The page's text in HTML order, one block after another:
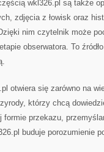
wkl326.pl są także
zdjęcia z łowisk oraz
nim czytelnik może
obserwatora. To
otwiera się zarówno na
którzy chcą
formie przekazu,
buduje porozumienie